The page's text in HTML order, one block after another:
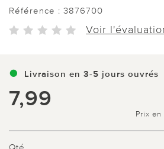
Référence : 3876700
Voir
Livraison en 3-5 jours ouvrés
7,99
Prix